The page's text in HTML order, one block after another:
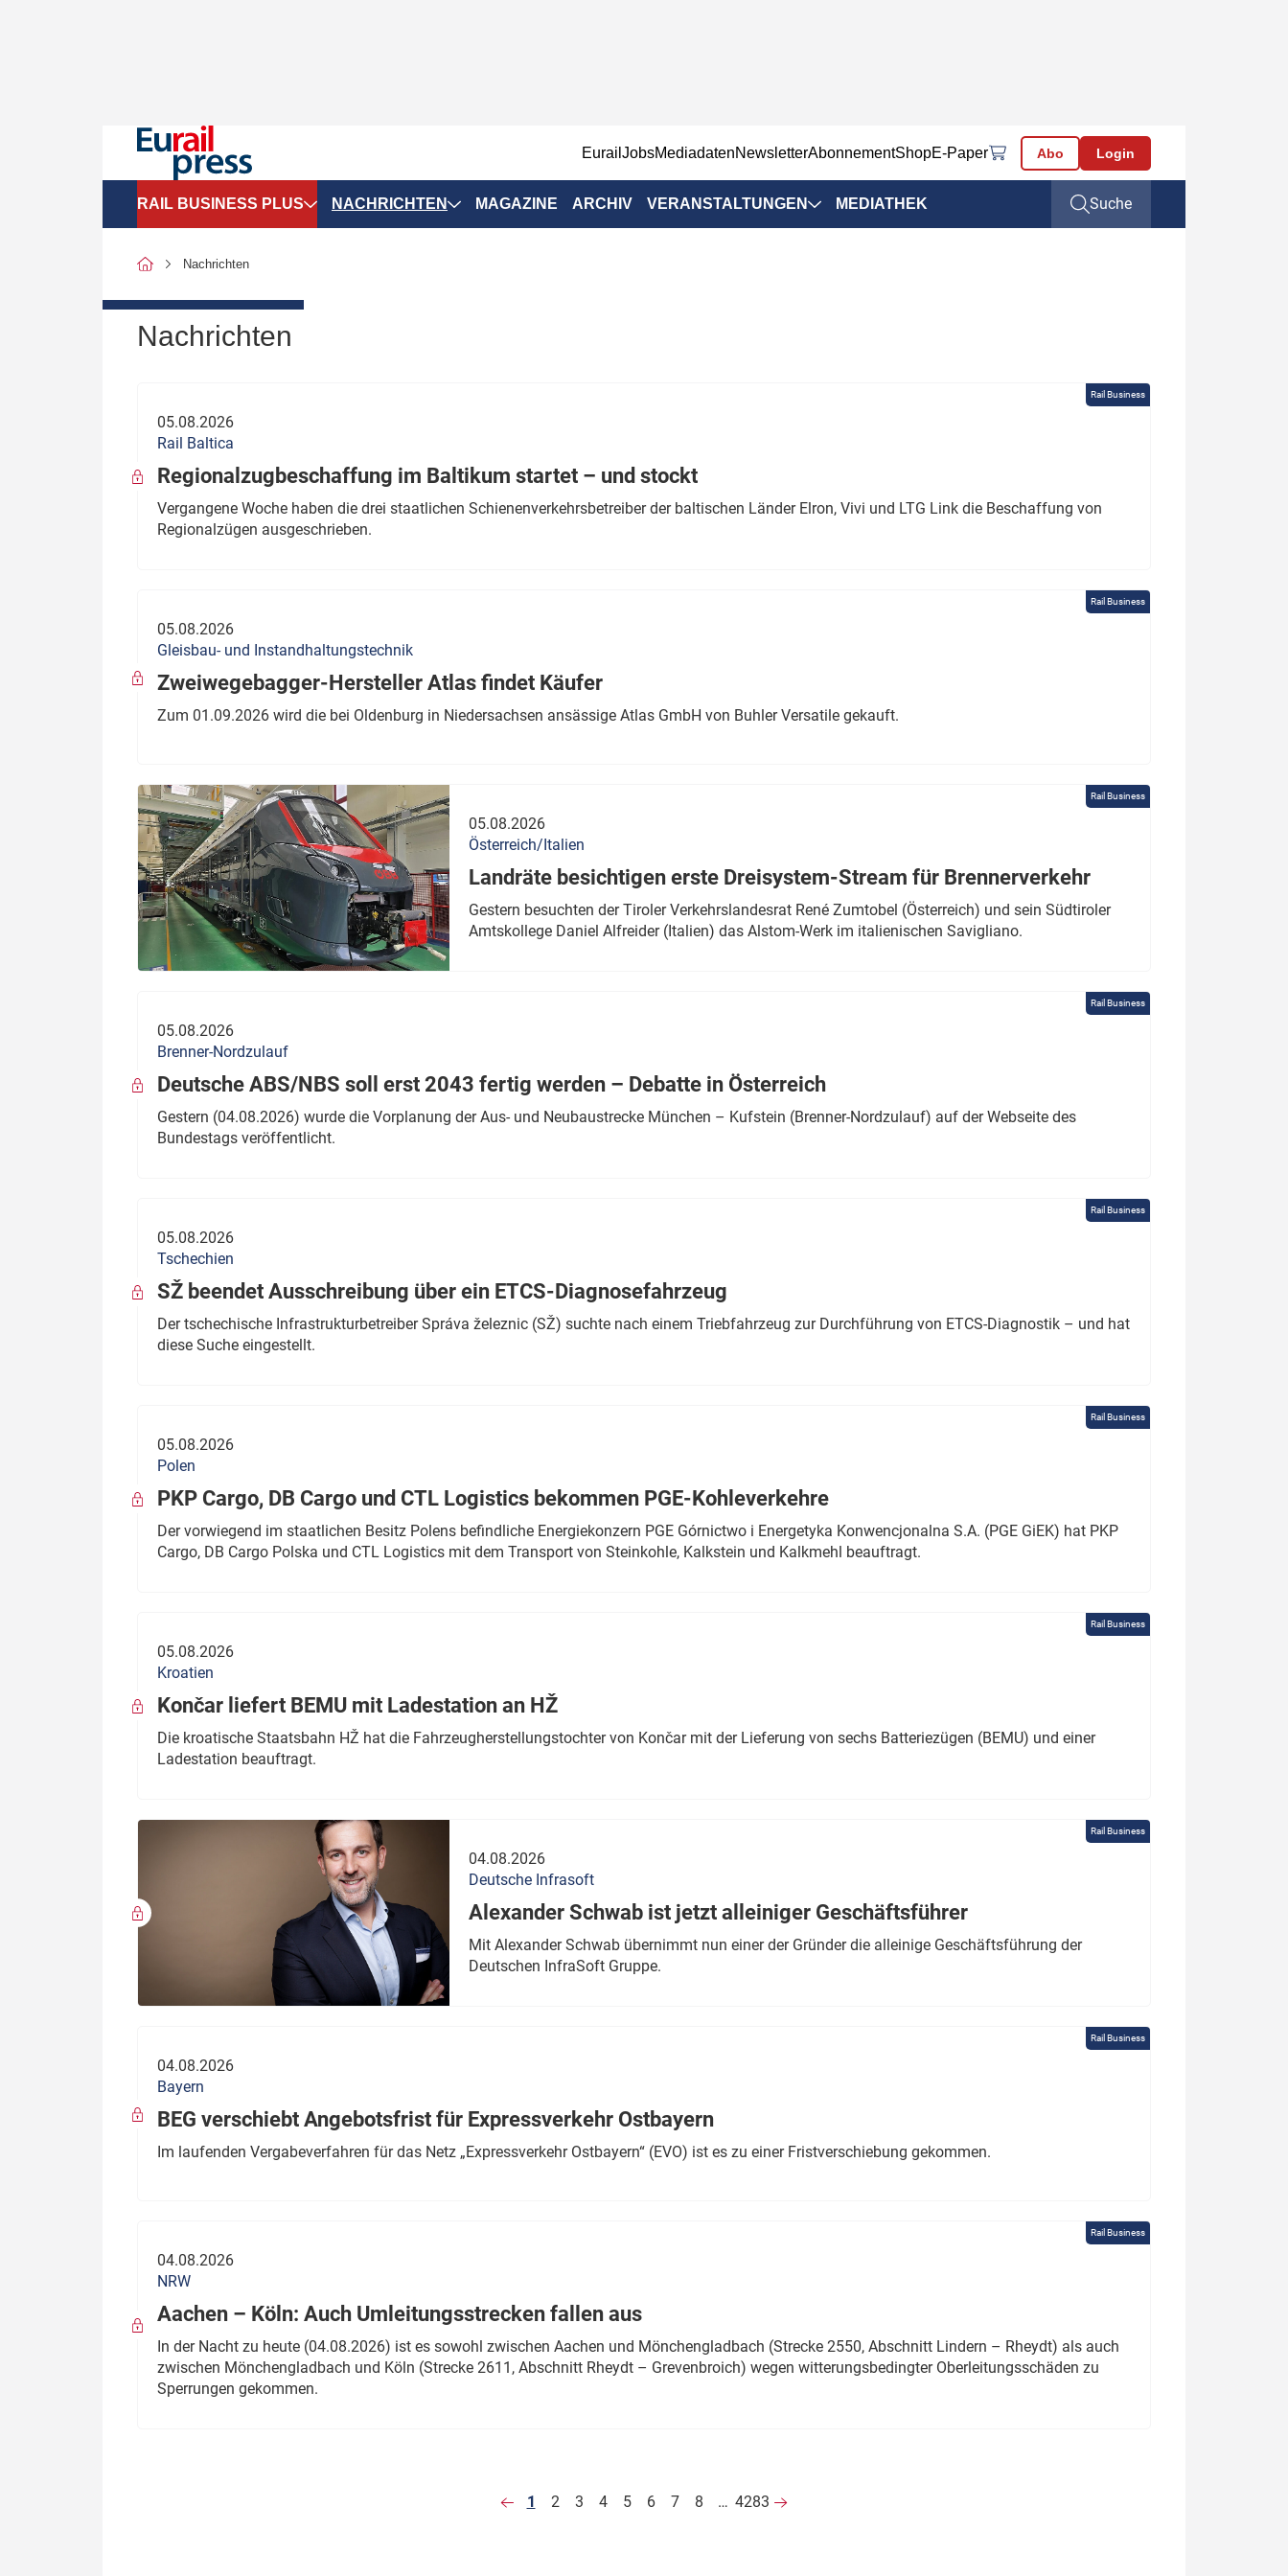
EurailJobsMediadatenNewsletterAbonnementShopE-Paper Abo Login
RAIL BUSINESS PLUS
SPNV-Marktdaten
Politik
Verbände: Wer spricht für
wen?
Thema des Monats
Dossier: Generalsanierung
Dossier: ETCS
NACHRICHTEN
Infrastruktur & Ausrüstung
ÖPNV
MAGAZINE ARCHIV VERANSTALTUNGEN MEDIATHEK Suche
Nachrichten
Nachrichten
Rail Business
05.08.2026
Rail Baltica
Regionalzugbeschaffung im Baltikum startet – und stockt
Vergangene Woche haben die drei staatlichen Schienenverkehrsbetreiber der baltischen Länder Elron, Vivi und LTG Link die Beschaffung von
Regionalzügen ausgeschrieben.
Rail Business
05.08.2026
Gleisbau- und Instandhaltungstechnik
Zweiwegebagger-Hersteller Atlas findet Käufer
Zum 01.09.2026 wird die bei Oldenburg in Niedersachsen ansässige Atlas GmbH von Buhler Versatile gekauft.
Rail Business
05.08.2026
Österreich/Italien
Landräte besichtigen erste Dreisystem-Stream für Brennerverkehr
Gestern besuchten der Tiroler Verkehrslandesrat René Zumtobel (Österreich) und sein Südtiroler
Amtskollege Daniel Alfreider (Italien) das Alstom-Werk im italienischen Savigliano.
Rail Business
05.08.2026
Brenner-Nordzulauf
Deutsche ABS/NBS soll erst 2043 fertig werden – Debatte in Österreich
Gestern (04.08.2026) wurde die Vorplanung der Aus- und Neubaustrecke München – Kufstein (Brenner-Nordzulauf) auf der Webseite des
Bundestags veröffentlicht.
Rail Business
05.08.2026
Tschechien
SŽ beendet Ausschreibung über ein ETCS-Diagnosefahrzeug
Der tschechische Infrastrukturbetreiber Správa železnic (SŽ) suchte nach einem Triebfahrzeug zur Durchführung von ETCS-Diagnostik – und hat
diese Suche eingestellt.
Rail Business
05.08.2026
Polen
PKP Cargo, DB Cargo und CTL Logistics bekommen PGE-Kohleverkehre
Der vorwiegend im staatlichen Besitz Polens befindliche Energiekonzern PGE Górnictwo i Energetyka Konwencjonalna S.A. (PGE GiEK) hat PKP
Cargo, DB Cargo Polska und CTL Logistics mit dem Transport von Steinkohle, Kalkstein und Kalkmehl beauftragt.
Rail Business
05.08.2026
Kroatien
Končar liefert BEMU mit Ladestation an HŽ
Die kroatische Staatsbahn HŽ hat die Fahrzeugherstellungstochter von Končar mit der Lieferung von sechs Batteriezügen (BEMU) und einer
Ladestation beauftragt.
Rail Business
04.08.2026
Deutsche Infrasoft
Alexander Schwab ist jetzt alleiniger Geschäftsführer
Mit Alexander Schwab übernimmt nun einer der Gründer die alleinige Geschäftsführung der
Deutschen InfraSoft Gruppe.
Rail Business
04.08.2026
Bayern
BEG verschiebt Angebotsfrist für Expressverkehr Ostbayern
Im laufenden Vergabeverfahren für das Netz „Expressverkehr Ostbayern“ (EVO) ist es zu einer Fristverschiebung gekommen.
Rail Business
04.08.2026
NRW
Aachen – Köln: Auch Umleitungsstrecken fallen aus
In der Nacht zu heute (04.08.2026) ist es sowohl zwischen Aachen und Mönchengladbach (Strecke 2550, Abschnitt Lindern – Rheydt) als auch
zwischen Mönchengladbach und Köln (Strecke 2611, Abschnitt Rheydt – Grevenbroich) wegen witterungsbedingter Oberleitungsschäden zu
Sperrungen gekommen.
1 2 3 4 5 6 7 8 … 4283